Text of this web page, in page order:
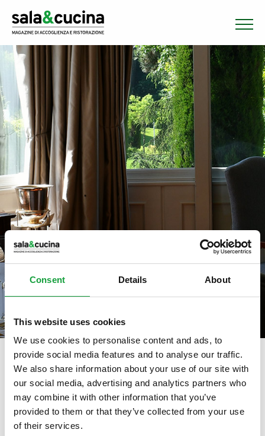
Consent Details About
This website uses cookies
We use cookies to personalise content and ads, to
provide social media features and to analyse our traffic.
We also share information about your use of our site with
our social media, advertising and analytics partners who
may combine it with other information that you’ve
provided to them or that they’ve collected from your use
of their services.
tag directory > vito schiavo
Vito Schiavo